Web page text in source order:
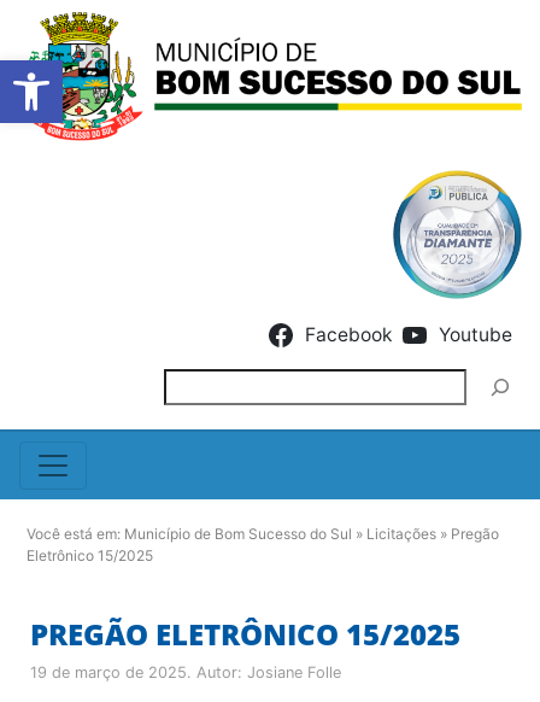
Barra de Ferramentas
Facebook Youtube
Você está em: Município de Bom Sucesso do Sul » Licitações » Pregão
Eletrônico 15/2025
PREGÃO ELETRÔNICO 15/2025
19 de março de 2025. Autor: Josiane Folle